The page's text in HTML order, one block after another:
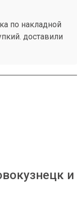
по накладной
доставили
и